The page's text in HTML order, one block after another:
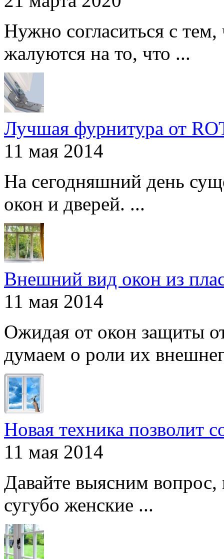
Нужно согласиться с
жалуются на то, что ...
Лучшая фурнитура от
11 мая 2014
На сегодняшний день
окон и дверей. ...
Внешний вид окон из
11 мая 2014
Ожидая от окон защиты
думаем о роли их
Новая техника позволит
11 мая 2014
Давайте выясним
сугубо женские ...